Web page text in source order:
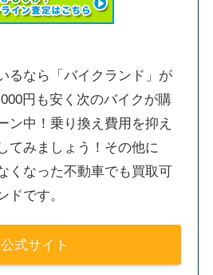
るなら「バイクランド」が
円も安く次のバイクが購
ン中！乗り換え費用を抑え
てみましょう！その他に
くなった不動車でも買取可
ドです。
公式サイト